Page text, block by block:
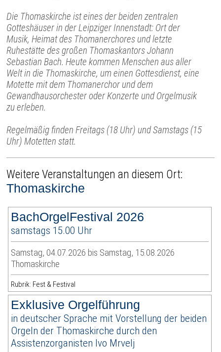
Die Thomaskirche ist eines der beiden zentralen
Gotteshäuser in der Leipziger Innenstadt: Ort der
Musik, Heimat des Thomanerchores und letzte
Ruhestätte des großen Thomaskantors Johann
Sebastian Bach. Heute kommen Menschen aus aller
Welt in die Thomaskirche, um einen Gottesdienst, eine
Motette mit dem Thomanerchor und dem
Gewandhausorchester oder Konzerte und Orgelmusik
zu erleben.
Regelmäßig finden Freitags (18 Uhr) und Samstags (15
Uhr) Motetten statt.
Weitere Veranstaltungen an diesem Ort:
Thomaskirche
BachOrgelFestival 2026
samstags 15.00 Uhr
Samstag, 04.07.2026 bis Samstag, 15.08.2026
Thomaskirche
Rubrik: Fest & Festival
Exklusive Orgelführung
in deutscher Sprache mit Vorstellung der beiden
Orgeln der Thomaskirche durch den
Assistenzorganisten Ivo Mrvelj